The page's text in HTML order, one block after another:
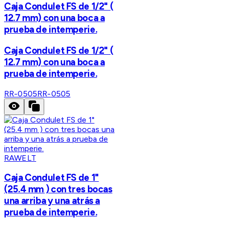
Caja Condulet FS de 1/2" (
12.7 mm) con una boca a
prueba de intemperie.
Caja Condulet FS de 1/2" (
12.7 mm) con una boca a
prueba de intemperie.
RR-0505RR-0505
RAWELT
Caja Condulet FS de 1"
(25.4 mm ) con tres bocas
una arriba y una atrás a
prueba de intemperie.